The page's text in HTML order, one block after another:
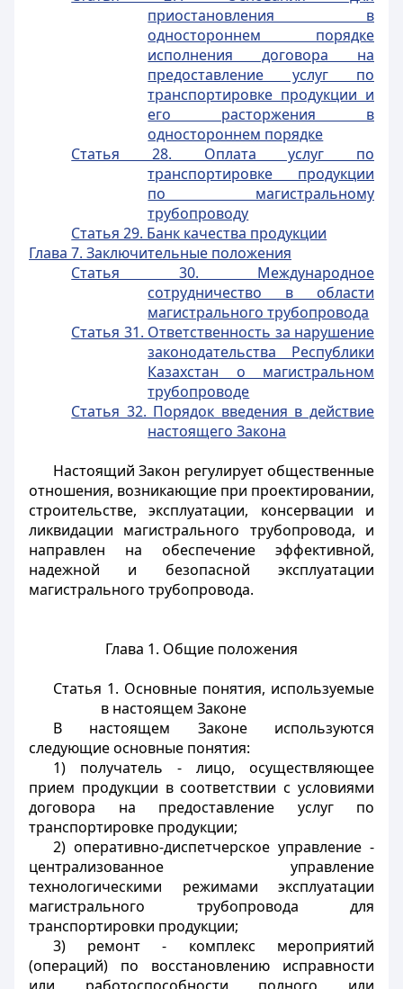
приостановления в
одностороннем порядке
исполнения договора на
предоставление услуг по
транспортировке продукции и
его расторжения в
одностороннем порядке
Статья 28. Оплата услуг по
транспортировке продукции
по магистральному
трубопроводу
Статья 29. Банк качества продукции
Глава 7. Заключительные положения
Статья 30. Международное
сотрудничество в области
магистрального трубопровода
Статья 31. Ответственность за нарушение
законодательства Республики
Казахстан о магистральном
трубопроводе
Статья 32. Порядок введения в действие
настоящего Закона
Настоящий Закон регулирует общественные
отношения, возникающие при проектировании,
строительстве, эксплуатации, консервации и
ликвидации магистрального трубопровода, и
направлен на обеспечение эффективной,
надежной и безопасной эксплуатации
магистрального трубопровода.
Глава 1. Общие положения
Статья 1. Основные понятия, используемые
в настоящем Законе
В настоящем Законе используются
следующие основные понятия:
1) получатель - лицо, осуществляющее
прием продукции в соответствии с условиями
договора на предоставление услуг по
транспортировке продукции;
2) оперативно-диспетчерское управление -
централизованное управление
технологическими режимами эксплуатации
магистрального трубопровода для
транспортировки продукции;
3) ремонт - комплекс мероприятий
(операций) по восстановлению исправности